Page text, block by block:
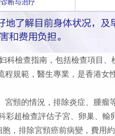
檢查指南，包括檢查項目、
規範，醫生專業，是香港女
頸的情況，排除炎症、腫瘤
超檢查評估子宮、卵巢、輸
，排除宮頸癌前病變，費用